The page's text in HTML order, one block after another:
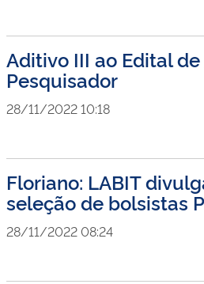
Aditivo III ao Edital
Pesquisador
28/11/2022 10:18
Floriano: LABIT
seleção de bolsistas
28/11/2022 08:24